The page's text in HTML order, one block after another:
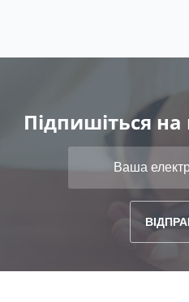
Підпишіться